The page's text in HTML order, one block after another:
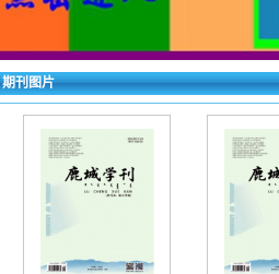
期刊图片